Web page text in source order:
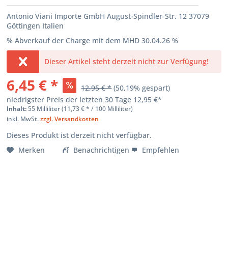
Antonio Viani Importe GmbH August-Spindler-Str. 12 37079
Göttingen Italien
% Abverkauf der Charge mit dem MHD 30.04.26 %
Dieser Artikel steht derzeit nicht zur Verfügung!
6,45 € * 12,95 € * (50,19% gespart)
niedrigster Preis der letzten 30 Tage 12,95 €*
Inhalt:55 Milliliter (11,73 €* / 100 Milliliter)
inkl. MwSt.zzgl. Versandkosten
Dieses Produkt ist derzeit nicht verfügbar.
Merken
Benachrichtigen Empfehlen